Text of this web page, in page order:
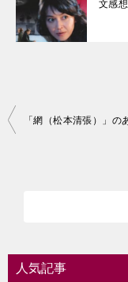
文感想
投
シ人気記事